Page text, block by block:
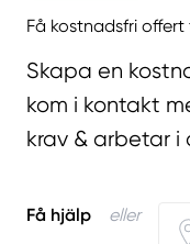
Få kostnadsfri
Skapa en
kom i kontakt
krav & arbetar i
Få hjälp eller